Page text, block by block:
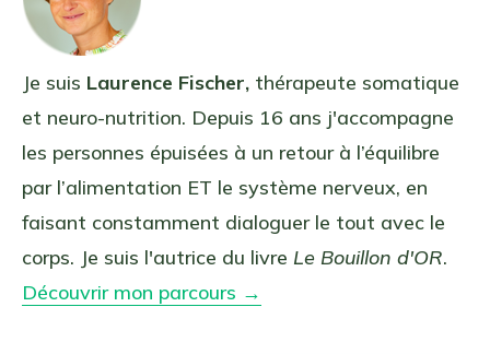
Je suis Laurence Fischer, thérapeute somatique
et neuro-nutrition. Depuis 16 ans j'accompagne
les personnes épuisées à un retour à l’équilibre
par l’alimentation ET le système nerveux, en
faisant constamment dialoguer le tout avec le
corps. Je suis l'autrice du livre Le Bouillon d'OR.
Découvrir mon parcours →